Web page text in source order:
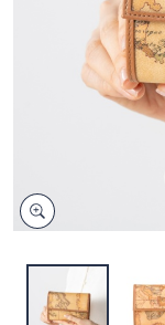
デ
バ
イ